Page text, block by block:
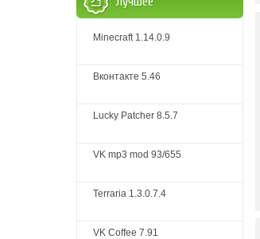
Minecraft 1.14.0.9
Вконтакте 5.46
Lucky Patcher 8.5.7
VK mp3 mod 93/655
Terraria 1.3.0.7.4
VK Coffee 7.91